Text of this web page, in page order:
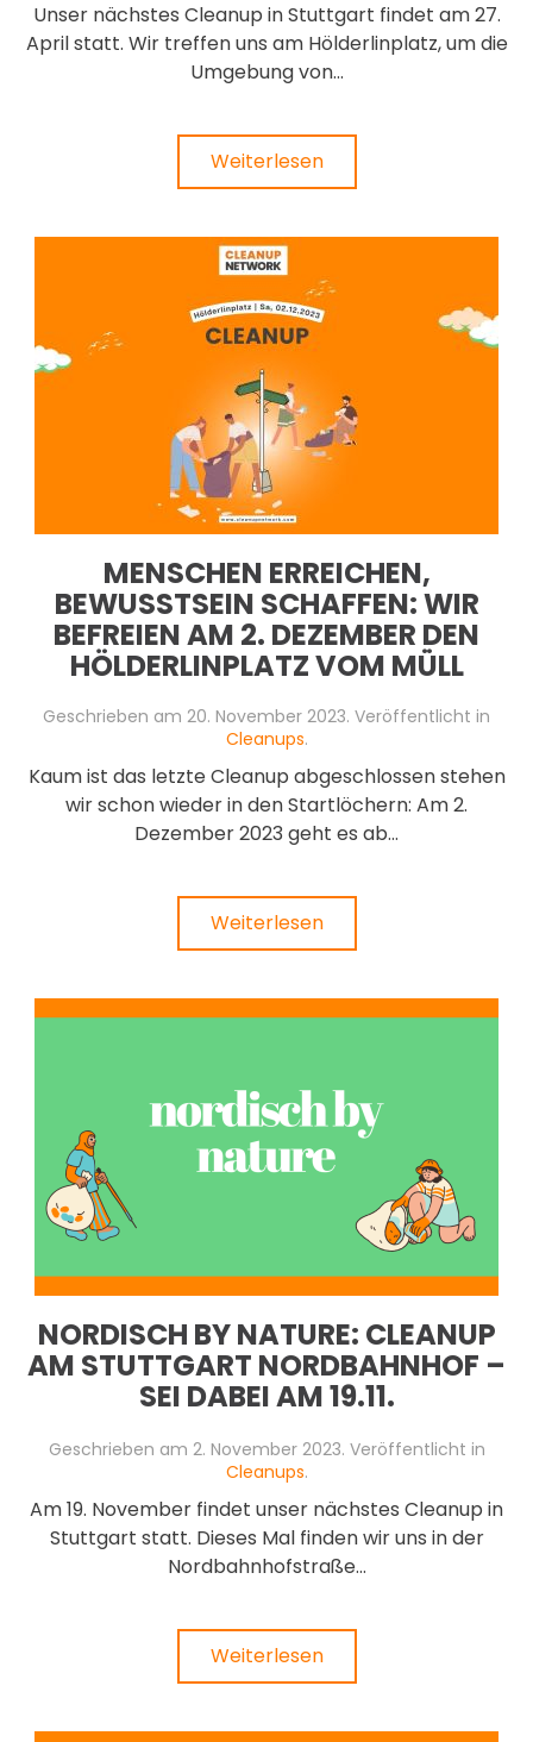
Unser nächstes Cleanup in Stuttgart findet am 27.
April statt. Wir treffen uns am Hölderlinplatz, um die
Umgebung von...
Weiterlesen
MENSCHEN ERREICHEN,
BEWUSSTSEIN SCHAFFEN: WIR
BEFREIEN AM 2. DEZEMBER DEN
HÖLDERLINPLATZ VOM MÜLL
Geschrieben am 20. November 2023. Veröffentlicht in
Cleanups.
Kaum ist das letzte Cleanup abgeschlossen stehen
wir schon wieder in den Startlöchern: Am 2.
Dezember 2023 geht es ab...
Weiterlesen
NORDISCH BY NATURE: CLEANUP
AM STUTTGART NORDBAHNHOF –
SEI DABEI AM 19.11.
Geschrieben am 2. November 2023. Veröffentlicht in
Cleanups.
Am 19. November findet unser nächstes Cleanup in
Stuttgart statt. Dieses Mal finden wir uns in der
Nordbahnhofstraße...
Weiterlesen